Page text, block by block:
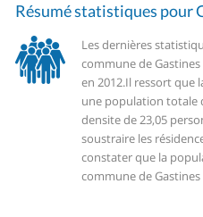
Résumé statistiques pour
Les dernières
commune de
en 2012.Il ressort que
une population totale
densite de 23,05
soustraire les
constater que la
commune de